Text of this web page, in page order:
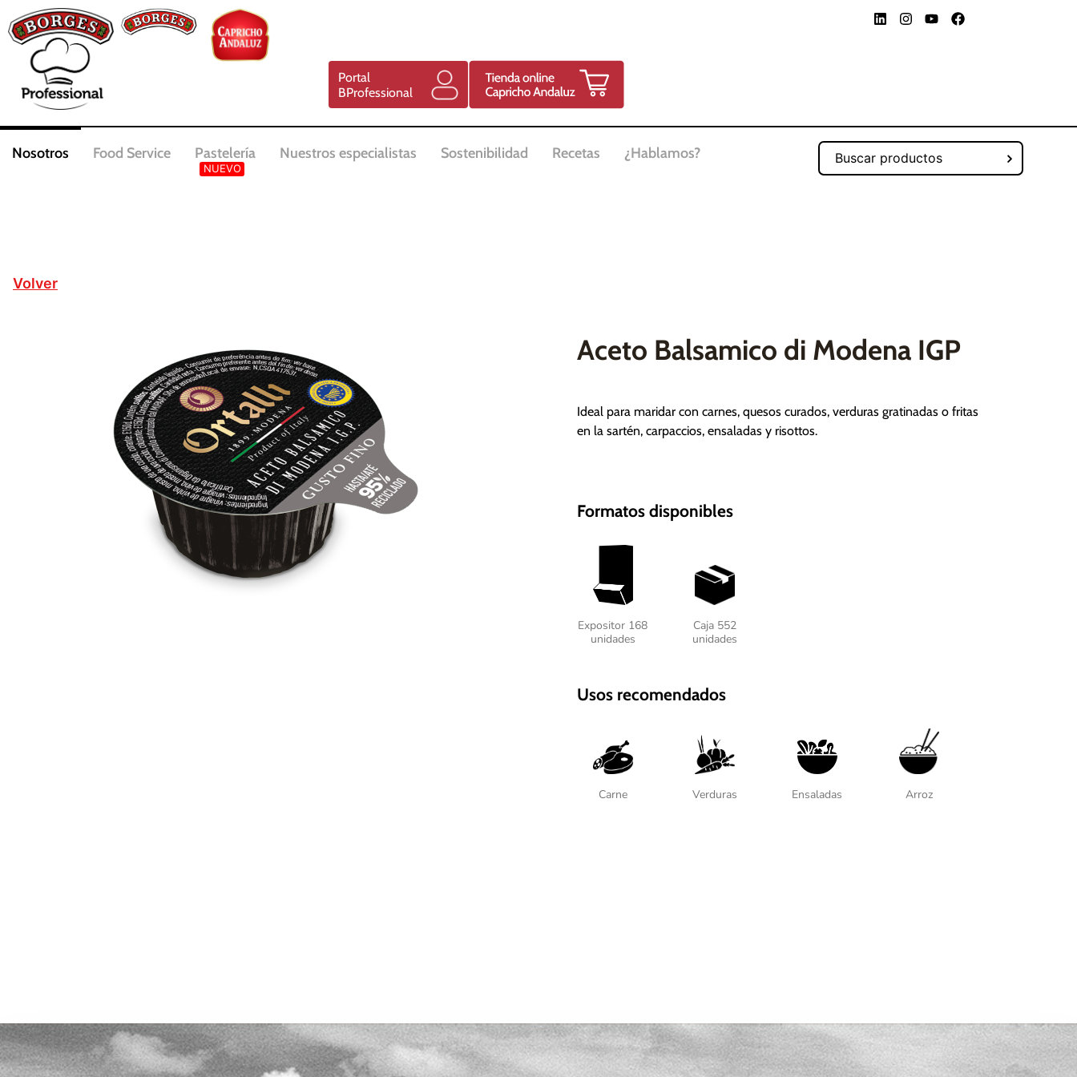
Portal
BProfessional
Nosotros Food Service Pastelería Nuestros especialistas Sostenibilidad Recetas ¿Hablamos?
Volver
Aceto Balsamico di Modena IGP
Ideal para maridar con carnes, quesos curados, verduras gratinadas o fritas
en la sartén, carpaccios, ensaladas y risottos.
Formatos disponibles
Expositor 168
unidades
Caja 552
unidades
Usos recomendados
Carne Verduras Ensaladas Arroz